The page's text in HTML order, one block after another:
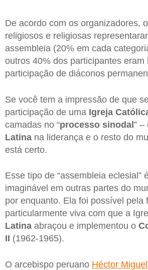
De acordo com os organizadores,
religiosos e religiosas
assembleia (20% em cada
outros 40% dos participantes eram
participação de diáconos
Se você tem a impressão de que
participação de uma Igreja
camadas no “processo sinodal” –
Latina na liderança e o resto do
está certo.
Esse tipo de “assembleia eclesial”
imaginável em outras partes do
por enquanto. Ela foi possível pela
particularmente viva com que a
Latina abraçou e implementou o
II (1962-1965).
O arcebispo peruano Héctor